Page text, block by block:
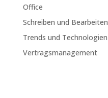
Office
Schreiben und Bearbeiten
Trends und Technologien
Vertragsmanagement